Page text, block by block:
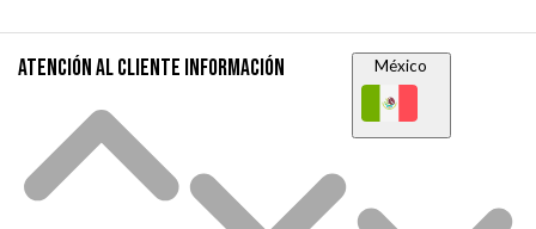
Atención al cliente Información México